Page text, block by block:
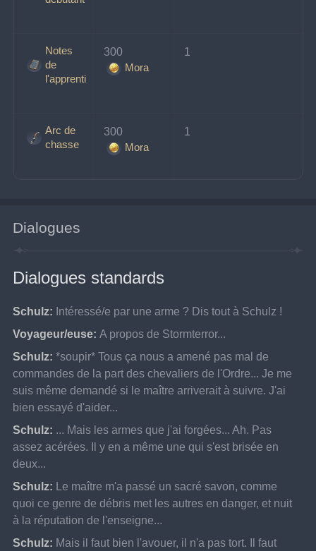
Notes
de
l'apprenti
300
Mora
1
Arc de
chasse
300
Mora
1
Dialogues
Dialogues standards
Schulz: Intéressé/e par une arme ? Dis tout à Schulz !
Voyageur/euse: A propos de Stormterror...
Schulz: *soupir* Tous ça nous a amené pas mal de
commandes de la part des chevaliers de l'Ordre... Je me
suis même demandé si le maître arriverait à suivre. J'ai
bien essayé d'aider...
Schulz: ... Mais les armes que j'ai forgées... Ah. Pas
assez acérées. Il y en a même une qui s'est brisée en
deux...
Schulz: Le maître m'a passé un sacré savon, comme
quoi ce genre de débris met les autres en danger, et nuit
à la réputation de l'enseigne...
Schulz: Mais il faut bien l'avouer, il n'a pas tort. Il faut